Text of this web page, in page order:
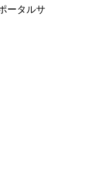
ータルサ